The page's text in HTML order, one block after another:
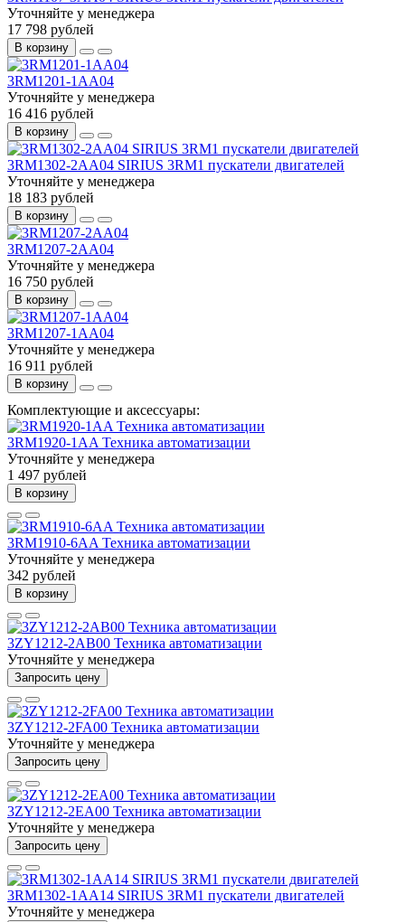
Уточняйте у менеджера
17 798 рублей
В корзину
3RM1201-1AA04
Уточняйте у менеджера
16 416 рублей
В корзину
3RM1302-2AA04 SIRIUS 3RM1 пускатели двигателей
Уточняйте у менеджера
18 183 рублей
В корзину
3RM1207-2AA04
Уточняйте у менеджера
16 750 рублей
В корзину
3RM1207-1AA04
Уточняйте у менеджера
16 911 рублей
В корзину
Комплектующие и аксессуары:
3RM1920-1AA Техника автоматизации
Уточняйте у менеджера
1 497 рублей
В корзину
3RM1910-6AA Техника автоматизации
Уточняйте у менеджера
342 рублей
В корзину
3ZY1212-2AB00 Техника автоматизации
Уточняйте у менеджера
Запросить цену
3ZY1212-2FA00 Техника автоматизации
Уточняйте у менеджера
Запросить цену
3ZY1212-2EA00 Техника автоматизации
Уточняйте у менеджера
Запросить цену
3RM1302-1AA14 SIRIUS 3RM1 пускатели двигателей
Уточняйте у менеджера